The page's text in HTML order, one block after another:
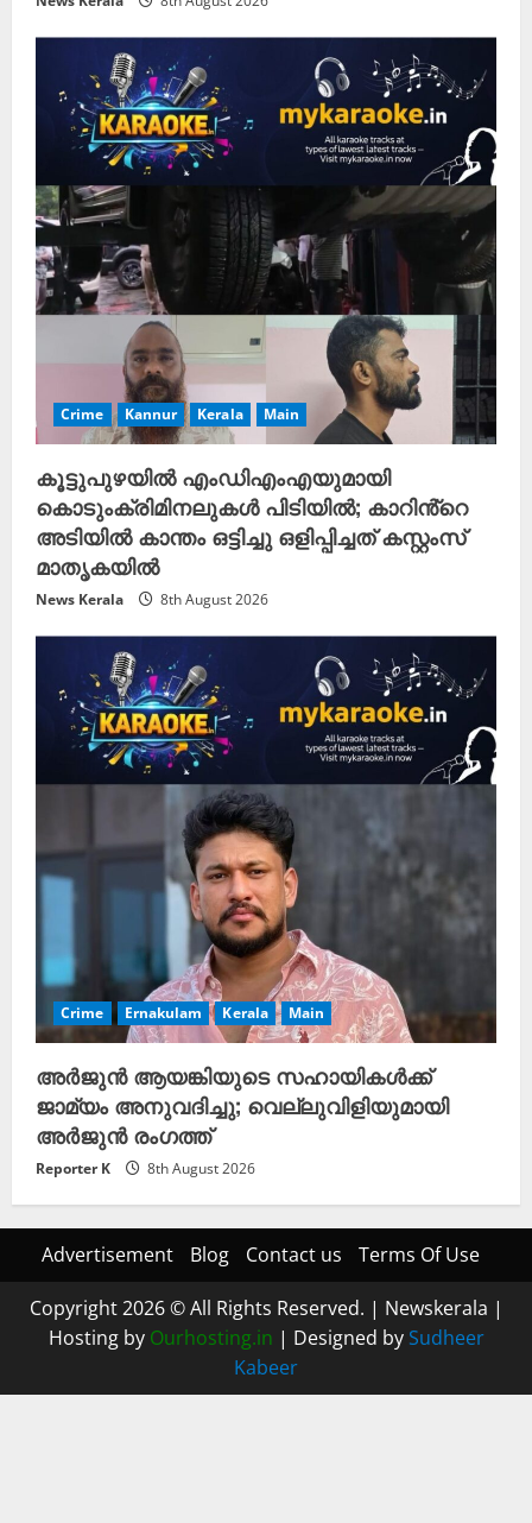
Crime Kannur Kerala Main
കൂട്ടുപുഴയിൽ എംഡിഎംഎയുമായി
കൊടുംക്രിമിനലുകൾ പിടിയിൽ; കാറിൻ്റെ
അടിയിൽ കാന്തം ഒട്ടിച്ചു ഒളിപ്പിച്ചത് കസ്റ്റംസ്
മാതൃകയിൽ
News Kerala 8th August 2026
Crime Ernakulam Kerala Main
അർജുൻ ആയങ്കിയുടെ സഹായികൾക്ക്
ജാമ്യം അനുവദിച്ചു; വെല്ലുവിളിയുമായി
അർജുൻ രംഗത്ത്
Reporter K 8th August 2026
Advertisement Blog Contact us Terms Of Use
Copyright 2026 © All Rights Reserved. | Newskerala |
Hosting by Ourhosting.in | Designed by Sudheer
Kabeer